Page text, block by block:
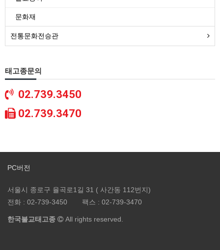
문화재
전통문화전승관
태고종문의
02.739.3450
02.739.3470
PC버전
서울시 종로구 율곡로1길 31 ( 사간동 112번지)
전화 : 02-739-3450 팩스 : 02-739-3470
한국불교태고종 All rights reserved.